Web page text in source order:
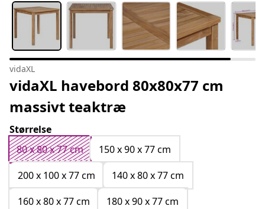
vidaXL
vidaXL havebord 80x80x77 cm
massivt teaktræ
Størrelse
80 x 80 x 77 cm
150 x 90 x 77 cm
200 x 100 x 77 cm
140 x 80 x 77 cm
160 x 80 x 77 cm
180 x 90 x 77 cm